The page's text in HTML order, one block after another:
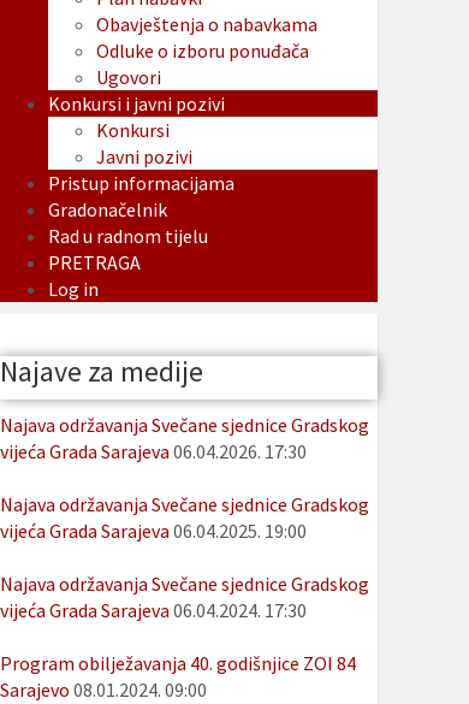
Obavještenja o nabavkama
Odluke o izboru ponuđača
Ugovori
Konkursi i javni pozivi
Konkursi
Javni pozivi
Pristup informacijama
Gradonačelnik
Rad u radnom tijelu
PRETRAGA
Log in
Najave za medije
Najava održavanja Svečane sjednice Gradskog
vijeća Grada Sarajeva 06.04.2026. 17:30
Najava održavanja Svečane sjednice Gradskog
vijeća Grada Sarajeva 06.04.2025. 19:00
Najava održavanja Svečane sjednice Gradskog
vijeća Grada Sarajeva 06.04.2024. 17:30
Program obilježavanja 40. godišnjice ZOI 84
Sarajevo 08.01.2024. 09:00